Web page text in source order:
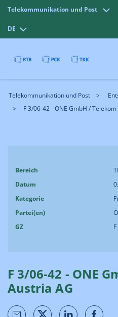
Telekommunikation und Post
DE
Telekommunikation und Post
F 3/06-42 - ONE GmbH /
Bereich
Datum
Kategorie
Partei(en)
GZ
F 3/06-42 - ONE
Austria AG